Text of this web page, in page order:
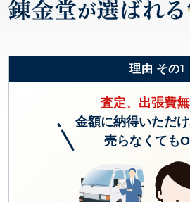
理由 その1
査定、出張費無
金額に納得いただ
売らなくても